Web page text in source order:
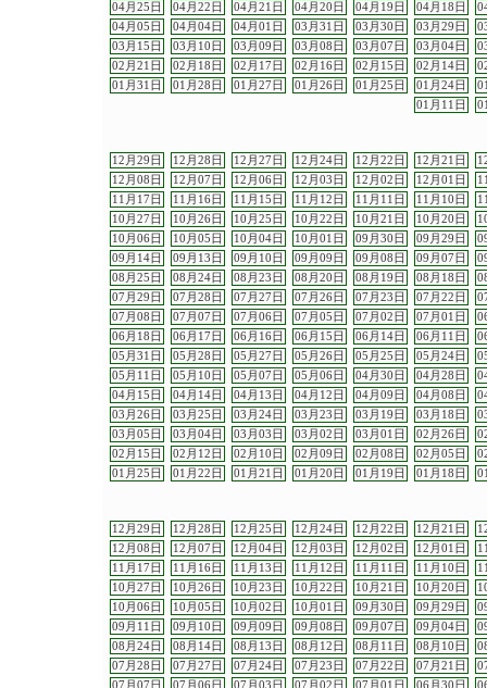
04月25日
04月22日 04月21日 04月20日 04月19日 04月18日
04月05日
04月04日 04月01日 03月31日 03月30日 03月29日
03月15日
03月10日 03月09日 03月08日 03月07日 03月04日
02月21日
02月18日 02月17日 02月16日 02月15日 02月14日
01月31日
01月28日 01月27日 01月26日 01月25日 01月24日
01月11日
12月29日 12月28日 12月27日 12月24日 12月22日 12月21日
12月08日
12月07日 12月06日 12月03日 12月02日 12月01日
11月17日
11月16日 11月15日 11月12日 11月11日 11月10日
10月27日
10月26日 10月25日 10月22日 10月21日 10月20日
10月06日
10月05日 10月04日 10月01日 09月30日 09月29日
09月14日
09月13日 09月10日 09月09日 09月08日 09月07日
08月25日
08月24日 08月23日 08月20日 08月19日 08月18日
07月29日
07月28日 07月27日 07月26日 07月23日 07月22日
07月08日
07月07日 07月06日 07月05日 07月02日 07月01日
06月18日
06月17日 06月16日 06月15日 06月14日 06月11日
05月31日
05月28日 05月27日 05月26日 05月25日 05月24日
05月11日
05月10日 05月07日 05月06日 04月30日 04月28日
04月15日
04月14日 04月13日 04月12日 04月09日 04月08日
03月26日
03月25日 03月24日 03月23日 03月19日 03月18日
03月05日
03月04日 03月03日 03月02日 03月01日 02月26日
02月15日
02月12日 02月10日 02月09日 02月08日 02月05日
01月25日
01月22日 01月21日 01月20日 01月19日 01月18日
12月29日 12月28日 12月25日 12月24日 12月22日 12月21日
12月08日
12月07日 12月04日 12月03日 12月02日 12月01日
11月17日
11月16日 11月13日 11月12日 11月11日 11月10日
10月27日
10月26日 10月23日 10月22日 10月21日 10月20日
10月06日
10月05日 10月02日 10月01日 09月30日 09月29日
09月11日
09月10日 09月09日 09月08日 09月07日 09月04日
08月24日
08月14日 08月13日 08月12日 08月11日 08月10日
07月28日
07月27日 07月24日 07月23日 07月22日 07月21日